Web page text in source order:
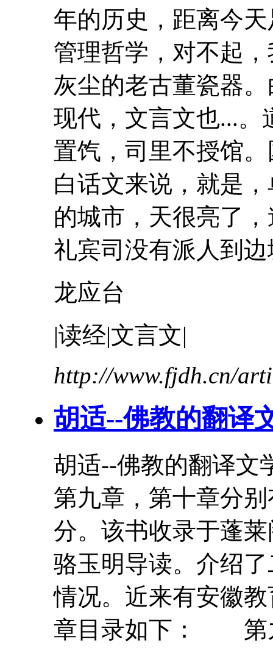
年的历史，距离今
管理哲学，对不起
灰尘的老古董瓷器。
现代，文言文也...。
置饩，司里不授馆
白话文来说，就是
的城市，天很亮了
礼宾司没有派人到
龙应台
|读经|文言文|
http://www.fjdh.cn/
胡适--佛教的翻译
胡适--佛教的翻译
第九章，第十章分
分。该书收录于蓬
骆玉明导读。介绍
情况。近来有安徽
章目录如下： 第